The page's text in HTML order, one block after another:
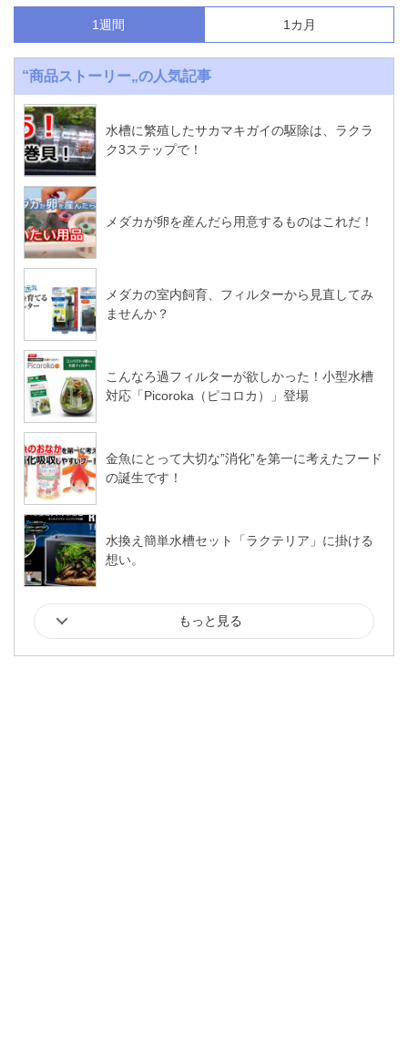
1週間 1カ月
“商品ストーリー„の人気記事
水槽に繁殖したサカマキガイの駆除は、ラクラ
ク3ステップで！
メダカが卵を産んだら用意するものはこれだ！
メダカの室内飼育、フィルターから見直してみ
ませんか？
こんなろ過フィルターが欲しかった！小型水槽
対応「Picoroka（ピコロカ）」登場
金魚にとって大切な”消化”を第一に考えたフード
の誕生です！
水換え簡単水槽セット「ラクテリア」に掛ける
想い。
もっと見る